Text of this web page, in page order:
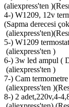
(aliexpress'ten
4-) W1209, 12v
(Sapma
5-) W1209
(aliexpress'ten )
6-) 3w led ampul
(aliexpress'ten )
7-) Cam
(aliexpress'ten
8-) 2 adet,220v,4-